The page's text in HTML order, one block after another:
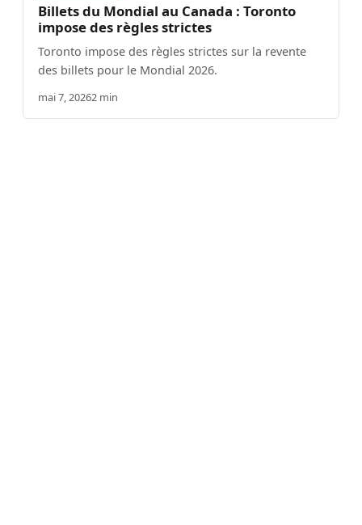
Billets du Mondial au Canada : Toronto
impose des règles strictes
Toronto impose des règles strictes sur la revente
des billets pour le Mondial 2026.
mai 7, 20262 min